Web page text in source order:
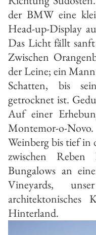
der BMW eine
Head-up-Display
Das Licht fällt
Zwischen
der Leine; ein
Schatten, bis
getrocknet ist.
Auf einer
Montemor-o-
Weinberg bis tief in
zwischen
Bungalows an
Vineyards,
architektonisches
Hinterland.